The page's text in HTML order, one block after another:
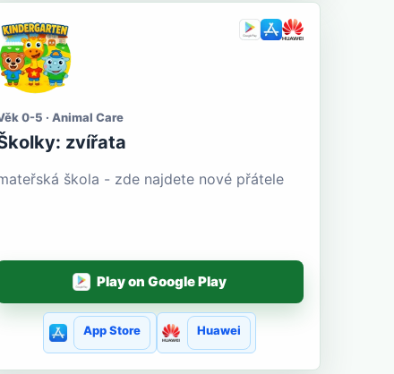
0-5 · Animal Care
zvířata
škola - zde najdete nové přátele
Play on Google Play
App Store Huawei